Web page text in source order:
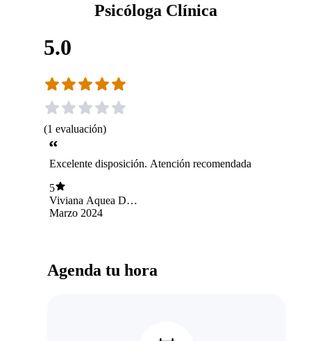
Psicóloga Clínica
5.0
(1 evaluación)
Excelente disposición. Atención recomendada
5
Viviana Aquea De
Rosa
Marzo 2024
Agenda tu hora